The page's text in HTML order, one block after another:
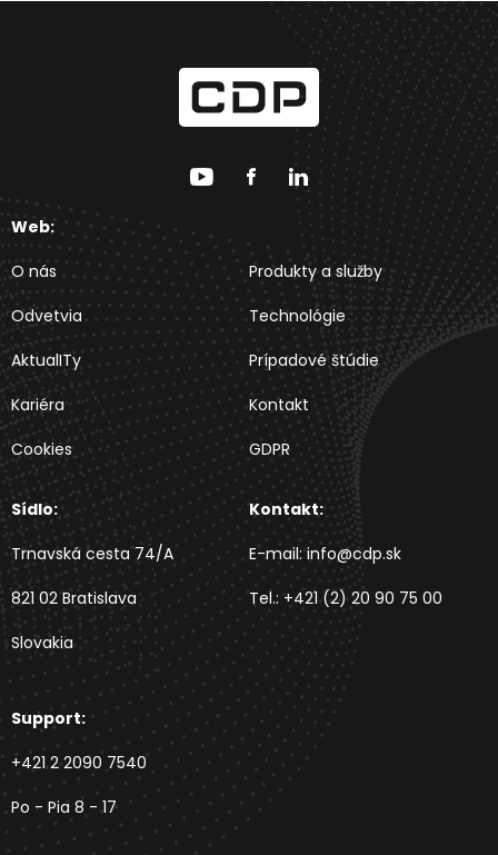
Web:
O nás
Produkty a služby
Odvetvia
Technológie
AktualITy
Prípadové štúdie
Kariéra
Kontakt
Cookies
GDPR
Sídlo:
Trnavská cesta 74/A
821 02 Bratislava
Slovakia
Kontakt:
E-mail: info@cdp.sk
Tel.: +421 (2) 20 90 75 00
Support:
+421 2 2090 7540
Po - Pia 8 - 17